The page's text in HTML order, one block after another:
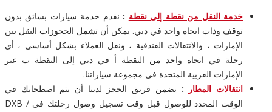
خدمة النقل من نقطة إلى نقطة : نقدم خدمة سيارات بسائق بدون
توقف وذات اتجاه واحد في دبي. يمكن أن تشمل الحجوزات النقل بين
الإمارات ، والانتقالات الفندقية ، ونقل العملاء بشكل أساسي ، أي
رحلة في اتجاه واحد من النقطة أ في دبي إلى النقطة ب عبر
الإمارات العربية المتحدة في مجموعة سياراتنا.
انتقالات المطار
: يضمن فريق الحجز لدينا أن يتم اصطحابك في
الوقت المحدد للوصول قبل وقت تسجيل وصول رحلتك في DXB /